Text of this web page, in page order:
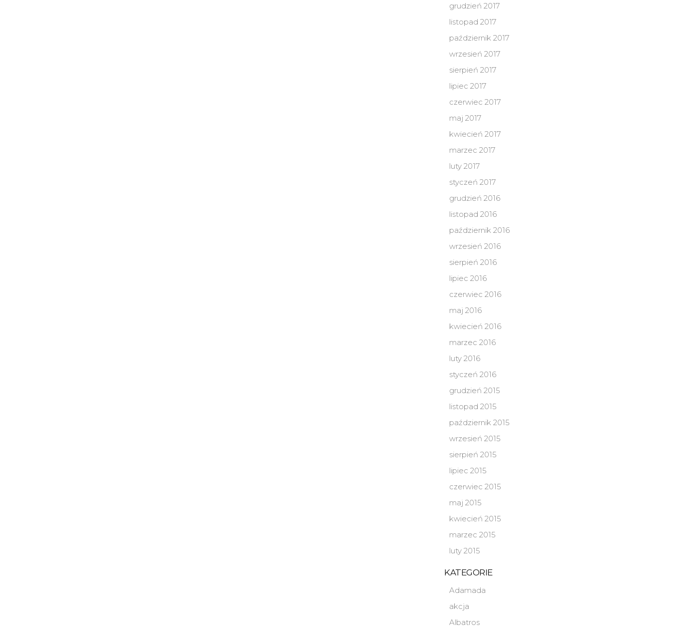
grudzień 2017
listopad 2017
październik 2017
wrzesień 2017
sierpień 2017
lipiec 2017
czerwiec 2017
maj 2017
kwiecień 2017
marzec 2017
luty 2017
styczeń 2017
grudzień 2016
listopad 2016
październik 2016
wrzesień 2016
sierpień 2016
lipiec 2016
czerwiec 2016
maj 2016
kwiecień 2016
marzec 2016
luty 2016
styczeń 2016
grudzień 2015
listopad 2015
październik 2015
wrzesień 2015
sierpień 2015
lipiec 2015
czerwiec 2015
maj 2015
kwiecień 2015
marzec 2015
luty 2015
KATEGORIE
Adamada
akcja
Albatros